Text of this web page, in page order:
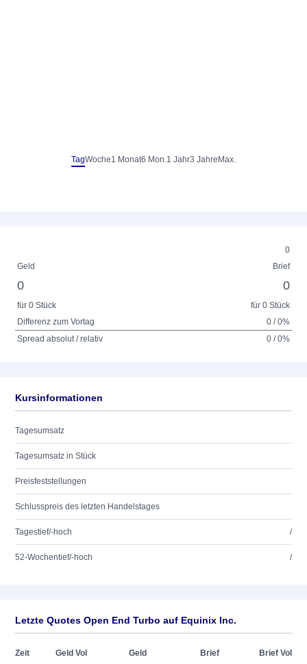
TagWoche1 Monat6 Mon.1 Jahr3 Jahre Max.
0
Geld
Brief
0 0
für 0 Stück
für 0 Stück
Differenz zum Vortag
0 / 0%
Spread absolut / relativ
0 / 0%
Kursinformationen
Tagesumsatz
Tagesumsatz in Stück
Preisfeststellungen
Schlusspreis des letzten Handelstages
Tagestief/-hoch /
52-Wochentief/-hoch /
Letzte Quotes Open End Turbo auf Equinix Inc.
Zeit Geld Vol Geld Brief Brief Vol